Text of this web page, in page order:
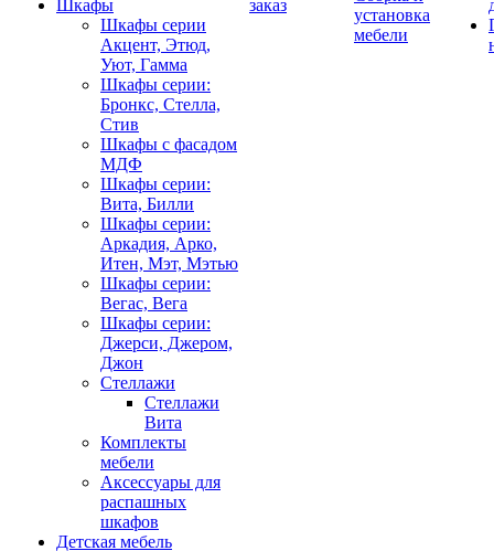
Шкафы
Шкафы серии
Акцент, Этюд,
Уют, Гамма
Шкафы серии:
Бронкс, Стелла,
Стив
Шкафы с фасадом
МДФ
Шкафы серии:
Вита, Билли
Шкафы серии:
Аркадия, Арко,
Итен, Мэт, Мэтью
Шкафы серии:
Вегас, Вега
Шкафы серии:
Джерси, Джером,
Джон
Стеллажи
Стеллажи
Вита
Комплекты
мебели
Аксессуары для
распашных
шкафов
Детская мебель
заказ
установка
мебели